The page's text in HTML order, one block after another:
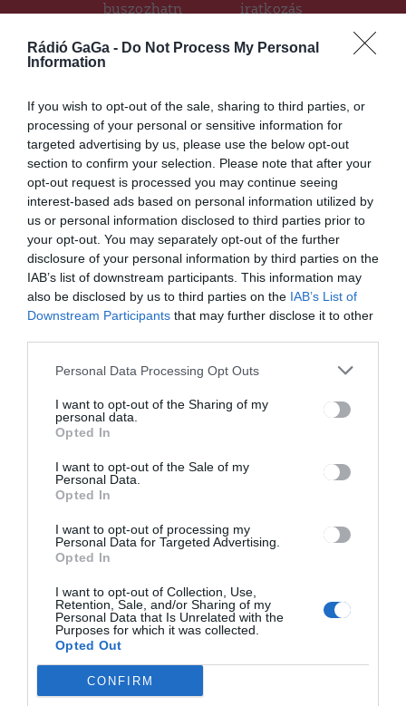
Rádió GaGa - Do Not Process My Personal
Information
If you wish to opt-out of the sale, sharing to third parties, or
processing of your personal or sensitive information for
targeted advertising by us, please use the below opt-out
section to confirm your selection. Please note that after your
opt-out request is processed you may continue seeing
interest-based ads based on personal information utilized by
us or personal information disclosed to third parties prior to
your opt-out. You may separately opt-out of the further
disclosure of your personal information by third parties on the
IAB’s list of downstream participants. This information may
also be disclosed by us to third parties on the IAB’s List of
Downstream Participants that may further disclose it to other
Personal Data Processing Opt Outs
I want to opt-out of the Sharing of my
personal data.
Opted In
I want to opt-out of the Sale of my
Personal Data.
Opted In
I want to opt-out of processing my
Personal Data for Targeted Advertising.
Opted In
I want to opt-out of Collection, Use,
Retention, Sale, and/or Sharing of my
Personal Data that Is Unrelated with the
Purposes for which it was collected.
Opted Out
CONFIRM
buszozhatn
nagyvároso
kban az
2022 őszétől
iratkozás
Ez is érdekelheti
HÍRLISTA
Nemsokára kezdődnek a
HÍRLISTA
Erdélyben is terjeszkedik a
budapesti Egyszülős Központ
klubhálózata